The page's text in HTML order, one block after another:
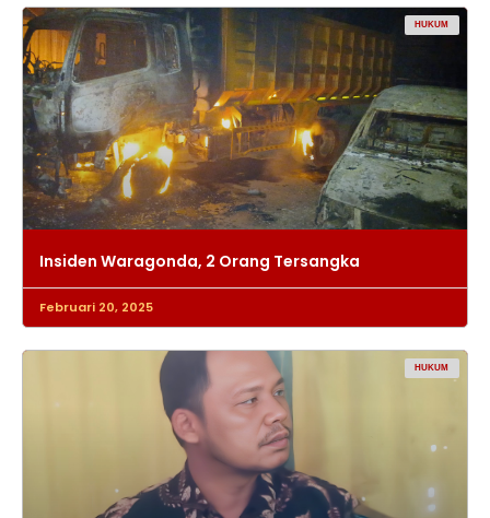
HUKUM
Insiden Waragonda, 2 Orang Tersangka
Februari 20, 2025
HUKUM